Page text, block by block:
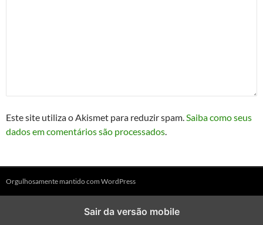
Este site utiliza o Akismet para reduzir spam. Saiba como seus
dados em comentários são processados
Orgulhosamente mantido com WordPress
Sair da versão mobile